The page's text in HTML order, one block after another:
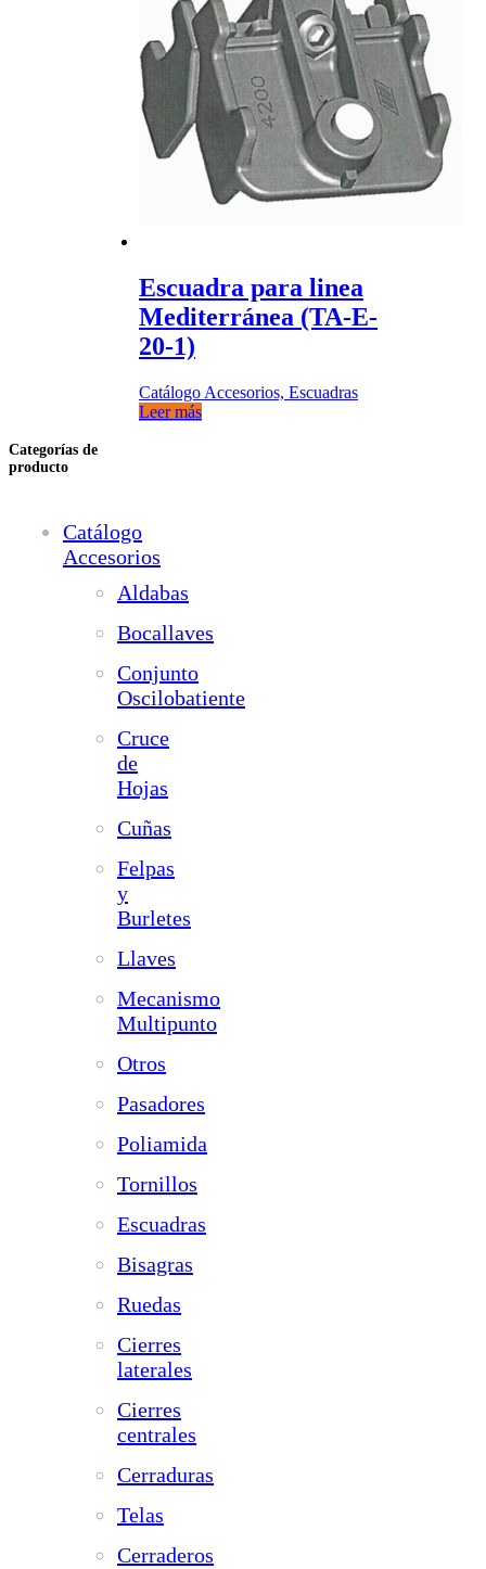
Escuadra para linea
Mediterránea (TA-E-
20-1)
Catálogo Accesorios, Escuadras
Leer más
Categorías de
producto
Catálogo
Accesorios
Aldabas
Bocallaves
Conjunto
Oscilobatiente
Cruce
de
Hojas
Cuñas
Felpas
y
Burletes
Llaves
Mecanismo
Multipunto
Otros
Pasadores
Poliamida
Tornillos
Escuadras
Bisagras
Ruedas
Cierres
laterales
Cierres
centrales
Cerraduras
Telas
Cerraderos